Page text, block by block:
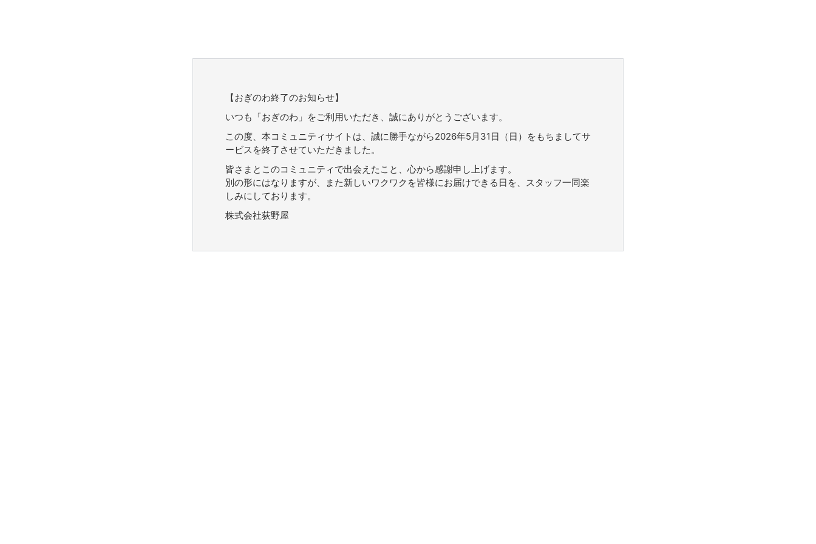
【おぎのわ終了のお知らせ】
いつも「おぎのわ」をご利用いただき、誠にありがとうございます。
この度、本コミュニティサイトは、誠に勝手ながら2026年5月31日（日）をもちましてサ
ービスを終了させていただきました。
皆さまとこのコミュニティで出会えたこと、心から感謝申し上げます。
別の形にはなりますが、また新しいワクワクを皆様にお届けできる日を、スタッフ一同楽
しみにしております。
株式会社荻野屋